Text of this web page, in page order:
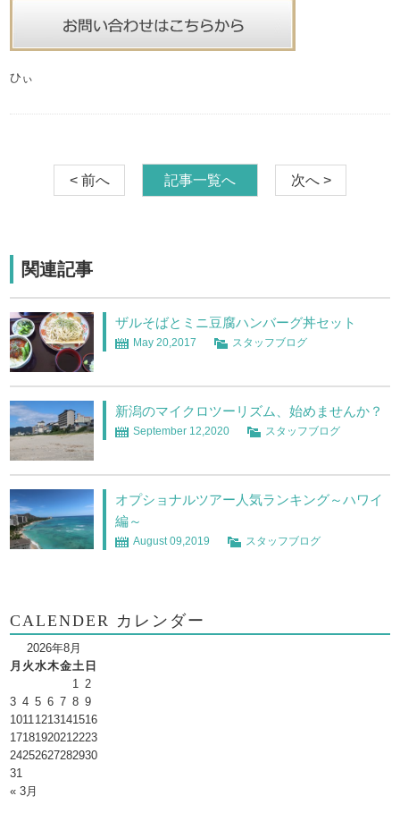
ひぃ
< 前へ 記事一覧へ 次へ >
関連記事
ザルそばとミニ豆腐ハンバーグ丼セット
May 20,2017 スタッフブログ
新潟のマイクロツーリズム、始めませんか？
September 12,2020 スタッフブログ
オプショナルツアー人気ランキング～ハワイ
編～
August 09,2019 スタッフブログ
CALENDER カレンダー
2026年8月
月 火水木金土 日
1 2
3 4 5 6 7 8 9
10111213141516
17181920212223
24252627282930
31
« 3月